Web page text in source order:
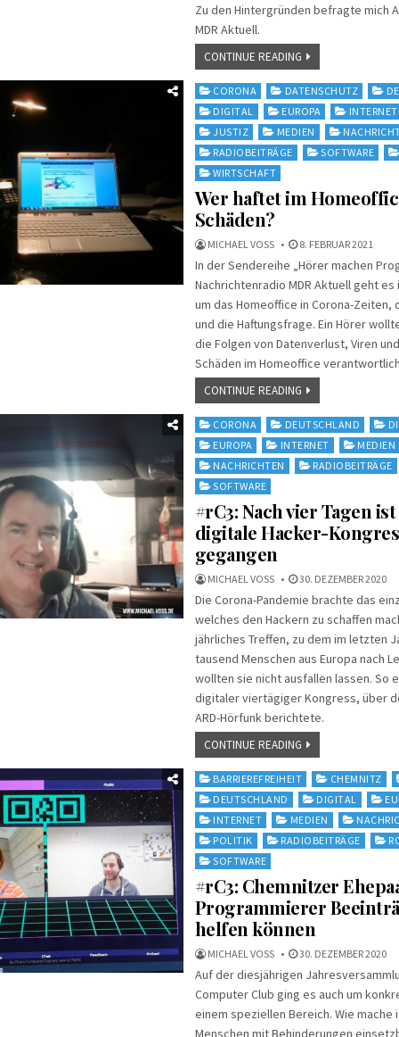
Zu den Hintergründen befragte mich
MDR Aktuell.
CONTINUE READING
Posted
in
CORONA DATENSCHUTZ
DIGITAL
EUROPA
JUSTIZ
MEDIEN
RADIOBEITRÄGE
SOFTWARE
WIRTSCHAFT
Wer haftet im
Schäden?
MICHAEL VOSS 8. FEBRUAR 2021
In der Sendereihe „Hörer machen
Nachrichtenradio MDR Aktuell geht
um das Homeoffice in Corona-Zeiten,
und die Haftungsfrage. Ein Hörer
die Folgen von Datenverlust, Viren
Schäden im Homeoffice
CONTINUE READING
Posted
in
CORONA DEUTSCHLAND
EUROPA
INTERNET
MEDIEN
NACHRICHTEN
RADIOBEITRÄGE
SOFTWARE
#rC3: Nach vier Tagen
digitale Hacker-
gegangen
MICHAEL VOSS 30. DEZEMBER 2020
Die Corona-Pandemie brachte das
welches den Hackern zu schaffen
jährliches Treffen, zu dem im letzten
tausend Menschen aus Europa nach
wollten sie nicht ausfallen lassen. So
digitaler viertägiger Kongress, über
ARD-Hörfunk berichtete.
CONTINUE READING
Posted
in
BARRIEREFREIHEIT
CHEMNITZ
DEUTSCHLAND
DIGITAL
INTERNET
MEDIEN
POLITIK
RADIOBEITRÄGE
SOFTWARE
#rC3: Chemnitzer
Programmierer
helfen können
MICHAEL VOSS 30. DEZEMBER 2020
Auf der diesjährigen
Computer Club ging es auch um
einem speziellen Bereich. Wie mache
Menschen mit Behinderungen